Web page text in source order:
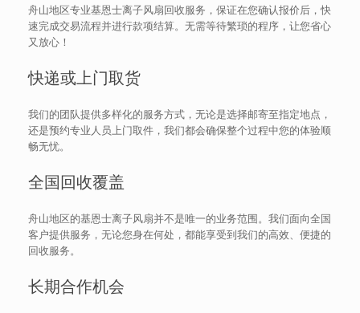
舟山地区专业基恩士离子风扇回收服务，保证在您确认报价后，快
速完成交易流程并进行款项结算。无需等待繁琐的程序，让您省心
又放心！
快递或上门取货
我们的团队提供多样化的服务方式，无论是选择邮寄至指定地点，
还是预约专业人员上门取件，我们都会确保整个过程中您的体验顺
畅无忧。
全国回收覆盖
舟山地区的基恩士离子风扇并不是唯一的业务范围。我们面向全国
客户提供服务，无论您身在何处，都能享受到我们的高效、便捷的
回收服务。
长期合作机会